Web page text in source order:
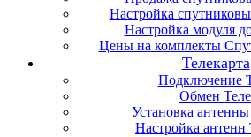
Настройка
Настройка модуля
Цены на комплекты
Телекарта
Подключение
Обмен
Установка
Настройка антенн